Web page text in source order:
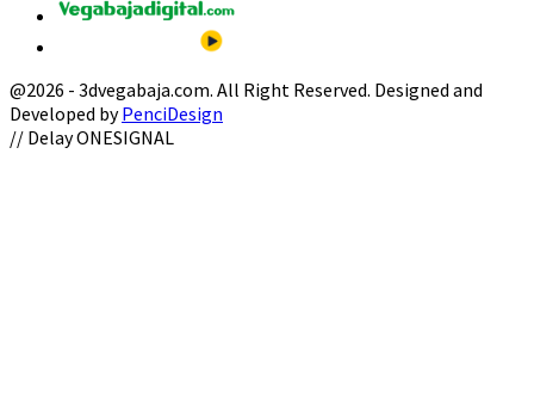
@2026 - 3dvegabaja.com. All Right Reserved. Designed and
Developed byPenciDesign
Facebook
Twitter
Instagram
Youtube
Email
// Delay ONESIGNAL